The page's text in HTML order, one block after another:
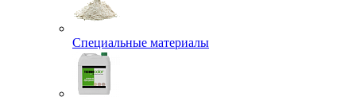
Специальные материалы